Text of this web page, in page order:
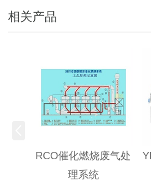
相关产品
RCO催化燃烧废气处
理系统